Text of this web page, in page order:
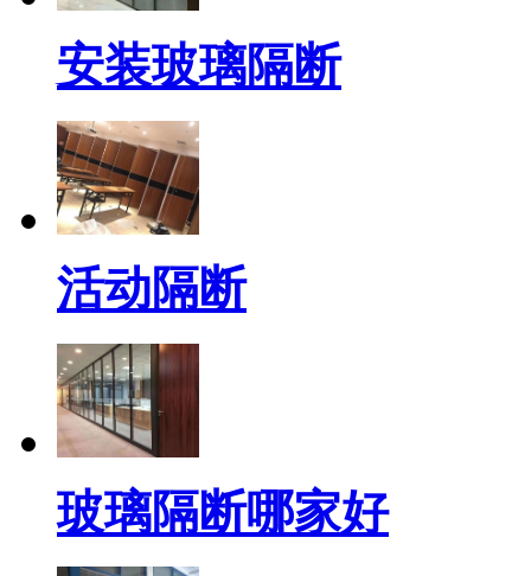
安装玻璃隔断
活动隔断
玻璃隔断哪家好